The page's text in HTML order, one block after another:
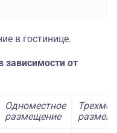
в гостинице.
зависимости от
Одноместное
размещение